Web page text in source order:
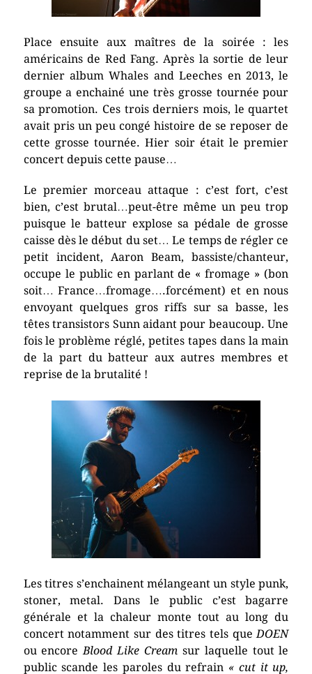
Place ensuite aux maîtres de la soirée : les
américains de Red Fang. Après la sortie de leur
dernier album Whales and Leeches en 2013, le
groupe a enchainé une très grosse tournée pour
sa promotion. Ces trois derniers mois, le quartet
avait pris un peu congé histoire de se reposer de
cette grosse tournée. Hier soir était le premier
concert depuis cette pause…
Le premier morceau attaque : c’est fort, c’est
bien, c’est brutal…peut-être même un peu trop
puisque le batteur explose sa pédale de grosse
caisse dès le début du set… Le temps de régler ce
petit incident, Aaron Beam, bassiste/chanteur,
occupe le public en parlant de « fromage » (bon
soit… France…fromage….forcément) et en nous
envoyant quelques gros riffs sur sa basse, les
têtes transistors Sunn aidant pour beaucoup. Une
fois le problème réglé, petites tapes dans la main
de la part du batteur aux autres membres et
reprise de la brutalité !
Les titres s’enchainent mélangeant un style punk,
stoner, metal. Dans le public c’est bagarre
générale et la chaleur monte tout au long du
concert notamment sur des titres tels queDOEN
ou encoreBlood Like Cream sur laquelle tout le
public scande les paroles du refrain « cut it up,